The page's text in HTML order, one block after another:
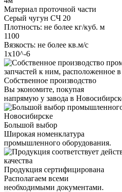
Материал проточной части
Серый чугун СЧ 20
Плотность: не более кг/куб. м
1100
Вязкость: не более кв.м/с
1х10^-6
Собственное производство
Вы экономите, покупая
напрямую у завода в
Большой выбор
Широкая номенклатура
промышленного оборудования.
Продукция сертифицирована
Располагаем всеми
необходимыми документами.